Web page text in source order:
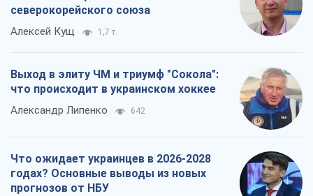
северокорейского союза
Алексей Кущ 1,7 т.
Выход в элиту ЧМ и триумф "Сокола":
что происходит в украинском хоккее
Александр Липенко 642
Что ожидает украинцев в 2026-2028
годах? Основные выводы из новых
прогнозов от НБУ